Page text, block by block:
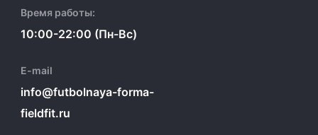
Время работы:
10:00-22:00 (Пн-Вс)
E-mail
info@futbolnaya-forma-
fieldfit.ru